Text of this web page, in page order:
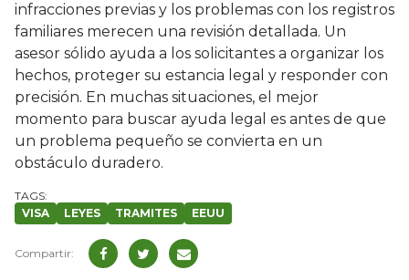
infracciones previas y los problemas con los registros
familiares merecen una revisión detallada. Un
asesor sólido ayuda a los solicitantes a organizar los
hechos, proteger su estancia legal y responder con
precisión. En muchas situaciones, el mejor
momento para buscar ayuda legal es antes de que
un problema pequeño se convierta en un
obstáculo duradero.
VISA LEYES TRAMITES EEUU